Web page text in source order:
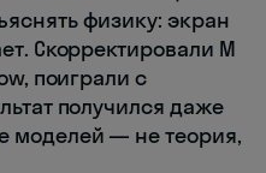
физику: экран
Скорректировали M
поиграли с
получился даже
моделей — не теория,